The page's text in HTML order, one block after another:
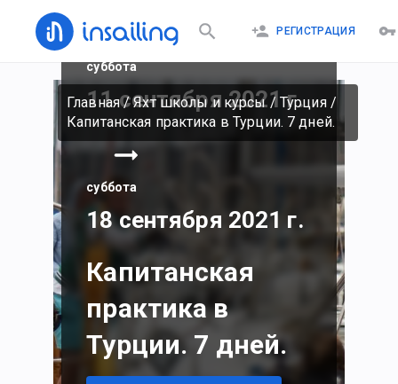
РЕГИСТРАЦИЯ
Главная/Яхт школы и курсы/ Турция/
Капитанская практика в Турции. 7 дней.
суббота
11 сентября 2021 г.
суббота
18 сентября 2021 г.
Капитанская
практика в
Турции. 7 дней.